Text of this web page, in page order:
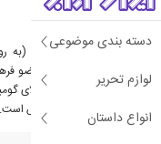
دسته بندی موضوعی
لوازم تحریر
انواع داستان
تاریخ‌دان و شاعر روس، عضو
قوم‌شناسی. پدرش نیکولای
آخماتووا شاعر پرآوازهٔ روس است.